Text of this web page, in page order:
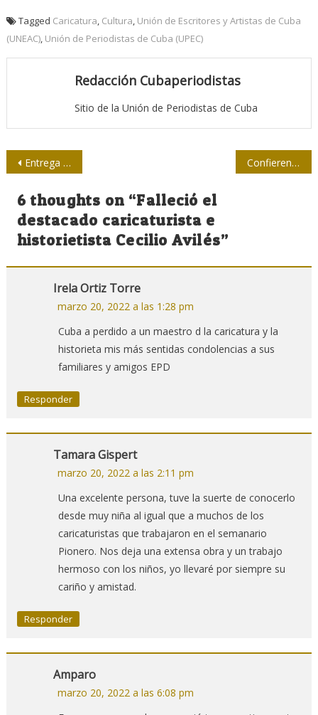
Tagged Caricatura, Cultura, Unión de Escritores y Artistas de Cuba
(UNEAC), Unión de Periodistas de Cuba (UPEC)
Redacción Cubaperiodistas
Sitio de la Unión de Periodistas de Cuba
Navegación
de
entradas
Entrega la Upec al Minsap reconocimiento El Héroe Confieren a Jorge Rivas Premio Nacional de Periodismo Cultural
6 thoughts on “Falleció el
destacado caricaturista e
historietista Cecilio Avilés”
Irela Ortiz Torre
marzo 20, 2022 a las 1:28 pm
Cuba a perdido a un maestro d la caricatura y la
historieta mis más sentidas condolencias a sus
familiares y amigos EPD
Responder
Tamara Gispert
marzo 20, 2022 a las 2:11 pm
Una excelente persona, tuve la suerte de conocerlo
desde muy niña al igual que a muchos de los
caricaturistas que trabajaron en el semanario
Pionero. Nos deja una extensa obra y un trabajo
hermoso con los niños, yo llevaré por siempre su
cariño y amistad.
Responder
Amparo
marzo 20, 2022 a las 6:08 pm